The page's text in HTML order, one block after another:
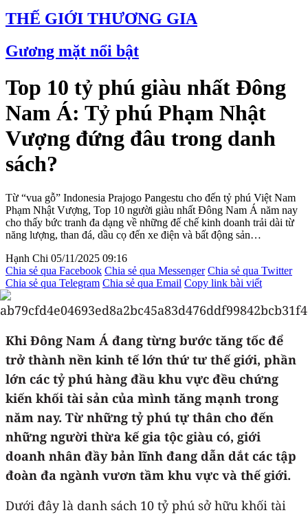
THẾ GIỚI THƯƠNG GIA
Gương mặt nổi bật
Top 10 tỷ phú giàu nhất Đông
Nam Á: Tỷ phú Phạm Nhật
Vượng đứng đâu trong danh
sách?
Từ “vua gỗ” Indonesia Prajogo Pangestu cho đến tỷ phú Việt Nam
Phạm Nhật Vượng, Top 10 người giàu nhất Đông Nam Á năm nay
cho thấy bức tranh đa dạng về những đế chế kinh doanh trải dài từ
năng lượng, than đá, dầu cọ đến xe điện và bất động sản…
Hạnh Chi 05/11/2025 09:16
Chia sẻ qua Facebook Chia sẻ qua Messenger Chia sẻ qua Twitter
Chia sẻ qua Telegram Chia sẻ qua Email Copy link bài viết
Khi Đông Nam Á đang từng bước tăng tốc để
trở thành nền kinh tế lớn thứ tư thế giới, phần
lớn các tỷ phú hàng đầu khu vực đều chứng
kiến khối tài sản của mình tăng mạnh trong
năm nay. Từ những tỷ phú tự thân cho đến
những người thừa kế gia tộc giàu có, giới
doanh nhân đầy bản lĩnh đang dẫn dắt các tập
đoàn đa ngành vươn tầm khu vực và thế giới.
Dưới đây là danh sách 10 tỷ phú sở hữu khối tài